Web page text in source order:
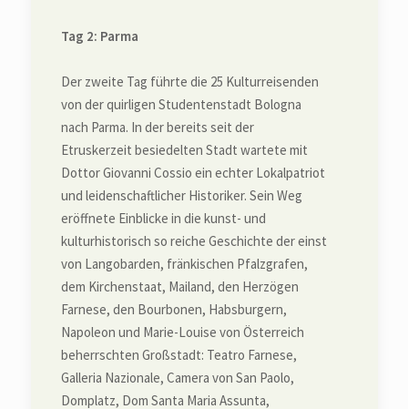
Tag 2: Parma
Der zweite Tag führte die 25 Kulturreisenden
von der quirligen Studentenstadt Bologna
nach Parma. In der bereits seit der
Etruskerzeit besiedelten Stadt wartete mit
Dottor Giovanni Cossio ein echter Lokalpatriot
und leidenschaftlicher Historiker. Sein Weg
eröffnete Einblicke in die kunst- und
kulturhistorisch so reiche Geschichte der einst
von Langobarden, fränkischen Pfalzgrafen,
dem Kirchenstaat, Mailand, den Herzögen
Farnese, den Bourbonen, Habsburgern,
Napoleon und Marie-Louise von Österreich
beherrschten Großstadt: Teatro Farnese,
Galleria Nazionale, Camera von San Paolo,
Domplatz, Dom Santa Maria Assunta,